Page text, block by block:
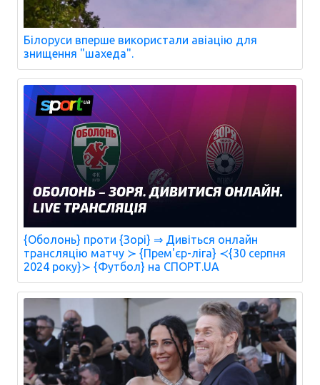
Білоруси вперше використали авіацію для
знищення "шахеда".
{Оболонь} проти {Зорі} ⇒ Дивіться онлайн
трансляцію матчу ≻ {Прем'єр-ліга} ≺{30 серпня
2024 року}≻ {Футбол} на СПОРТ.UA